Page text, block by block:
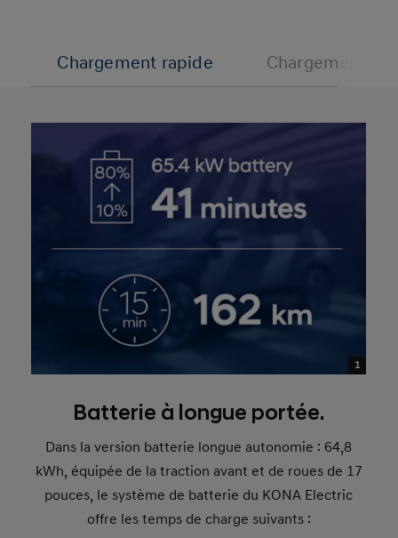
Chargement rapide Chargement
1
Batterie à longue portée.
Dans la version batterie longue autonomie : 64,8
kWh, équipée de la traction avant et de roues de 17
pouces, le système de batterie du KONA Electric
offre les temps de charge suivants :